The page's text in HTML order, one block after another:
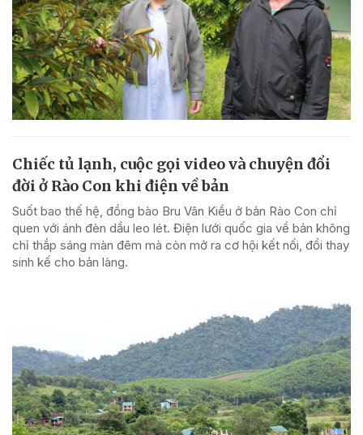
Chiếc tủ lạnh, cuộc gọi video và chuyện đổi
đời ở Rào Con khi điện về bản
Suốt bao thế hệ, đồng bào Bru Vân Kiều ở bản Rào Con chỉ
quen với ánh đèn dầu leo lét. Điện lưới quốc gia về bản không
chỉ thắp sáng màn đêm mà còn mở ra cơ hội kết nối, đổi thay
sinh kế cho bản làng.